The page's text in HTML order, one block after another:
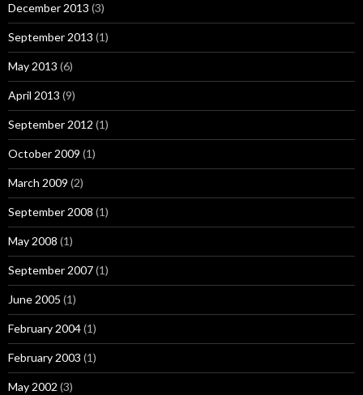
December 2013 (3)
September 2013 (1)
May 2013 (6)
April 2013 (9)
September 2012 (1)
October 2009 (1)
March 2009 (2)
September 2008 (1)
May 2008 (1)
September 2007(1)
June 2005 (1)
February 2004(1)
February 2003 (1)
May 2002 (3)